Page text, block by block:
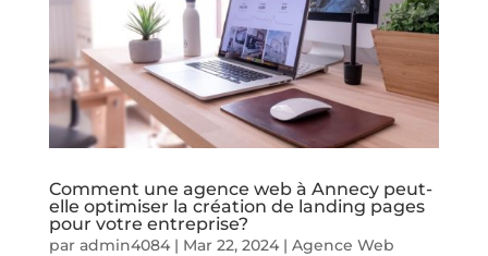
Comment une agence web à Annecy peut-
elle optimiser la création de landing pages
pour votre entreprise?
par admin4084| Mar 22, 2024| Agence Web